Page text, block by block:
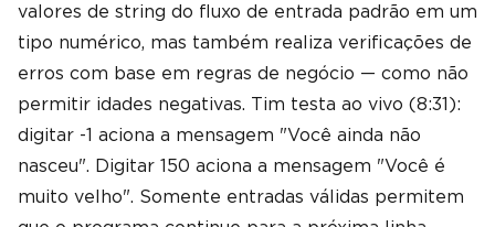
valores de string do fluxo de entrada padrão em um
tipo numérico, mas também realiza verificações de
erros com base em regras de negócio — como não
permitir idades negativas. Tim testa ao vivo (8:31):
digitar -1 aciona a mensagem "Você ainda não
nasceu". Digitar 150 aciona a mensagem "Você é
muito velho". Somente entradas válidas permitem